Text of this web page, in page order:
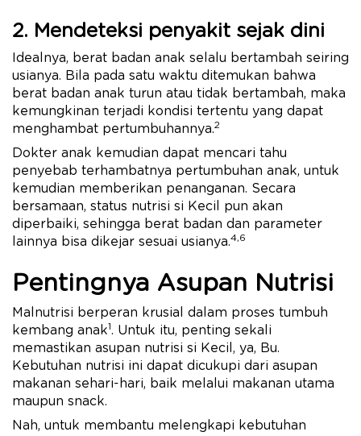
2. Mendeteksi penyakit sejak dini
Idealnya, berat badan anak selalu bertambah seiring
usianya. Bila pada satu waktu ditemukan bahwa
berat badan anak turun atau tidak bertambah, maka
kemungkinan terjadi kondisi tertentu yang dapat
menghambat pertumbuhannya.2
Dokter anak kemudian dapat mencari tahu
penyebab terhambatnya pertumbuhan anak, untuk
kemudian memberikan penanganan. Secara
bersamaan, status nutrisi si Kecil pun akan
diperbaiki, sehingga berat badan dan parameter
lainnya bisa dikejar sesuai usianya.4,6
Pentingnya Asupan Nutrisi
Malnutrisi berperan krusial dalam proses tumbuh
kembang anak1. Untuk itu, penting sekali
memastikan asupan nutrisi si Kecil, ya, Bu.
Kebutuhan nutrisi ini dapat dicukupi dari asupan
makanan sehari-hari, baik melalui makanan utama
maupun snack.
Nah, untuk membantu melengkapi kebutuhan